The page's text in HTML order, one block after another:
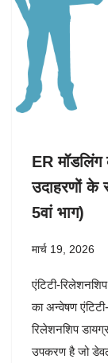
ER
उदाहरणों के
5वां भाग)
मार्च 19, 2026
एंटिटी-
का अन्वेषण
रिलेशनशिप
उपकरण है जो